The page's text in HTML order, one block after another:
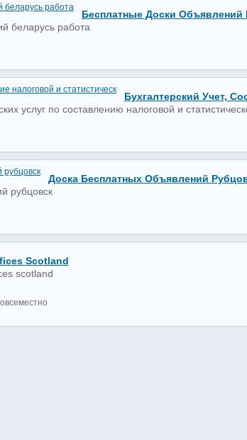
Бесплатные Доски Объявлений
беларусь работа
Бухгалтерский Учет,
услуг по составлению налоговой и
Доска Бесплатных Объявлений
рубцовск
Scotland
scotland